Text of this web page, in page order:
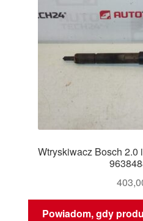
Wtryskiwacz Bosch 2.0
Powiadom, gdy